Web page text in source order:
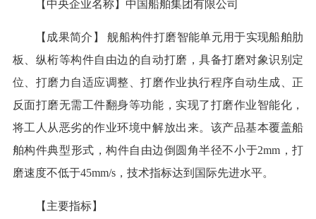
【中央企业名称】中国船舶集团有限公司
【成果简介】 舰船构件打磨智能单元用于实现船舶肋
板、纵桁等构件自由边的自动打磨，具备打磨对象识别定
位、打磨力自适应调整、打磨作业执行程序自动生成、正
反面打磨无需工件翻身等功能，实现了打磨作业智能化，
将工人从恶劣的作业环境中解放出来。该产品基本覆盖船
舶构件典型形式，构件自由边倒圆角半径不小于2mm，打
磨速度不低于45mm/s，技术指标达到国际先进水平。
【主要指标】